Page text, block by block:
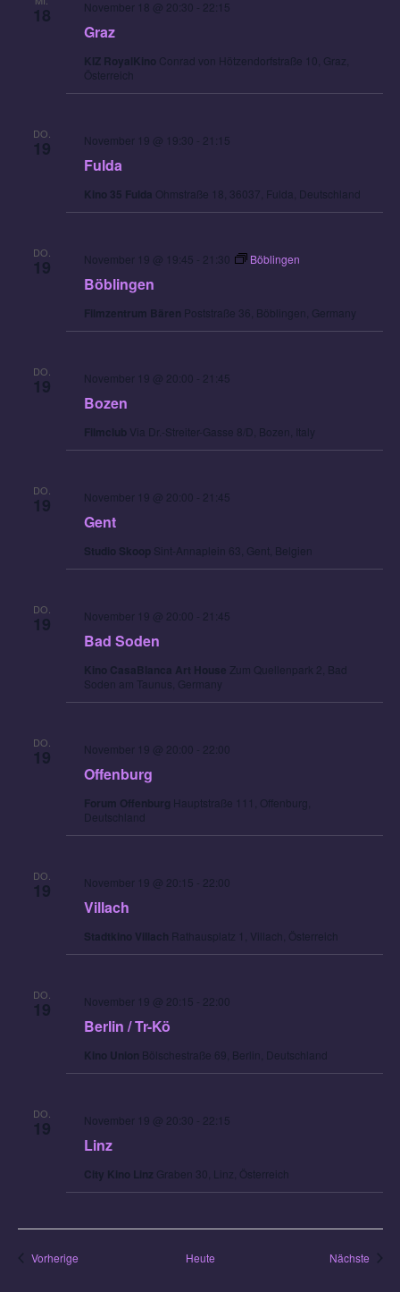
18
Graz
November 18 @ 20:30 22:15
KIZ RoyalKino Conrad von Hötzendorfstraße 10, Graz,
Österreich
DO.
19
Fulda
November 19 @ 19:30 21:15
Kino 35 Fulda Ohmstraße 18, 36037, Fulda, Deutschland
DO.
19
Böblingen
November 19 @ 19:45 21:30 Böblingen
Filmzentrum Bären Poststraße 36, Böblingen, Germany
DO.
19
Bozen
November 19 @ 20:00 21:45
Filmclub Via Dr.-Streiter-Gasse 8/D, Bozen, Italy
DO.
19
Gent
November 19 @ 20:00 21:45
Studio Skoop Sint-Annaplein 63, Gent, Belgien
DO.
19
Bad Soden
November 19 @ 20:00 21:45
Kino CasaBlanca Art House Zum Quellenpark 2, Bad
Soden am Taunus, Germany
DO.
19
Offenburg
November 19 @ 20:00 22:00
Forum Offenburg Hauptstraße 111, Offenburg,
Deutschland
DO.
19
Villach
November 19 @ 20:15 22:00
Stadtkino Villach Rathausplatz 1, Villach, Österreich
DO.
19
Berlin / Tr-Kö
November 19 @ 20:15 22:00
Kino Union Bölschestraße 69, Berlin, Deutschland
DO.
19
Linz
November 19 @ 20:30 22:15
City Kino Linz Graben 30, Linz, Österreich
VorherigeVeranstaltungen Heute Nächste